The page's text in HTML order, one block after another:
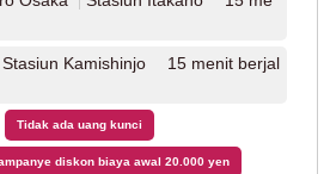
Stasiun Kamishinjo 15 menit berjal
Tidak ada uang kunci
diskon biaya awal 20.000 yen
Osaka (7)
(4)